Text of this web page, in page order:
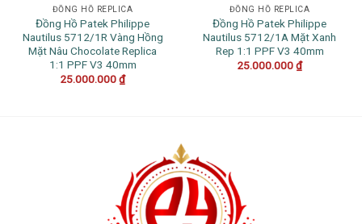
ĐỒNG HỒ REPLICA
Đồng Hồ Patek Philippe
Nautilus 5712/1R Vàng Hồng
Mặt Nâu Chocolate Replica
1:1 PPF V3 40mm
25.000.000₫
ĐỒNG HỒ REPLICA
Đồng Hồ Patek Philippe
Nautilus 5712/1A Mặt Xanh
Rep 1:1 PPF V3 40mm
25.000.000₫